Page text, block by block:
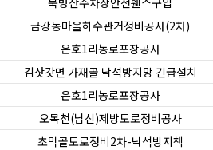
금강동마을하수관거정비공사(2차)
은호1리농로포장공사
김삿갓면 가재골 낙석방지망 긴급설치
은호1리농로포장공사
오목천(남신)제방도로정비공사
초막골도로정비2차-낙석방지책